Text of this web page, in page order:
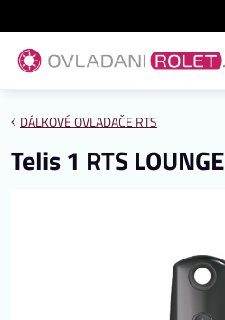
DÁLKOVÉ OVLADAČE RTS
Telis 1 RTS LOUNGE